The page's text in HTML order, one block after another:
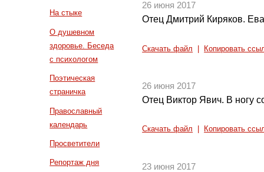
На стыке
О душевном
здоровье. Беседа
с психологом
Поэтическая
страничка
Православный
календарь
Просветители
Репортаж дня
26 июня 2017
Отец Дмитрий Киряков.
Скачать файл Копировать
26 июня 2017
Отец Виктор Явич. В ногу
Скачать файл Копировать
23 июня 2017